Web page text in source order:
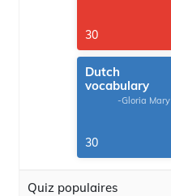
30
Dutch
vocabulary
-Gloria Mary
30
Quiz populaires